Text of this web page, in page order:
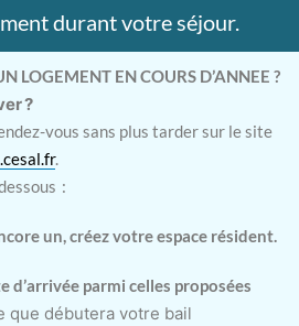
durant votre séjour.
LOGEMENT EN COURS D’ANNEE ?
?
vous sans plus tarder sur le site
.
:
un, créez votre espace résident.
d’arrivée parmi celles proposées
que débutera votre bail